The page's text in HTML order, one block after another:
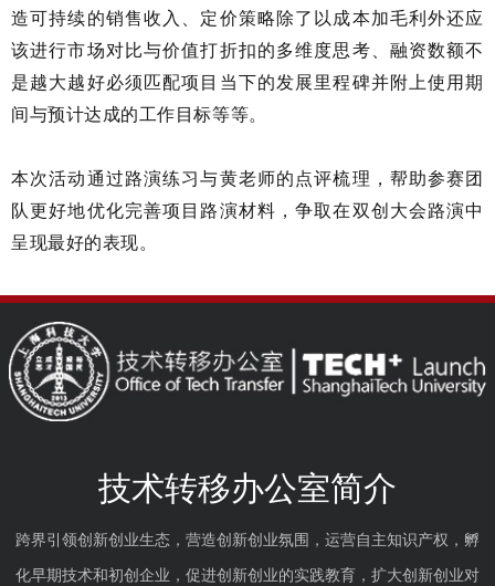
造可持续的销售收入、定价策略除了以成本加毛利外还应
该进行市场对比与价值打折扣的多维度思考、融资数额不
是越大越好必须匹配项目当下的发展里程碑并附上使用期
间与预计达成的工作目标等等。
本次活动通过路演练习与黄老师的点评梳理，帮助参赛团
队更好地优化完善项目路演材料，争取在双创大会路演中
呈现最好的表现。
技术转移办公室简介
跨界引领创新创业生态，营造创新创业氛围，运营自主知识产权，孵
化早期技术和初创企业，促进创新创业的实践教育，扩大创新创业对